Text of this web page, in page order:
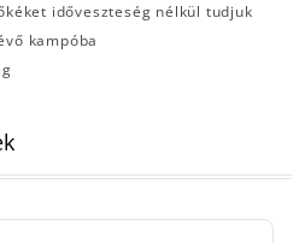
időveszteség nélkül tudjuk
kampóba